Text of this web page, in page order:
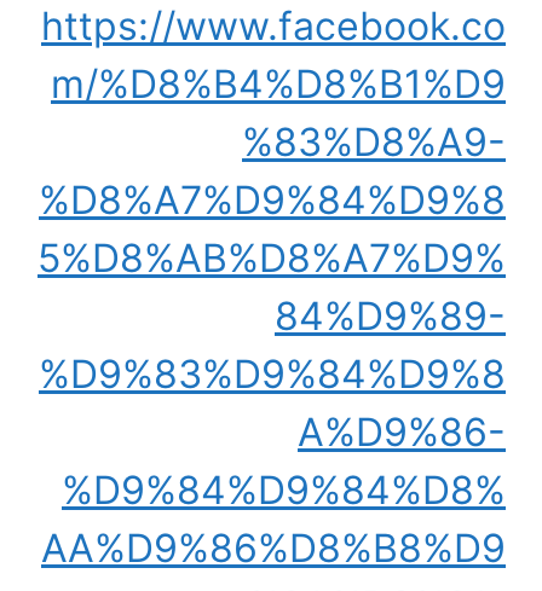
https://www.facebook.co
m/%D8%B4%D8%B1%D9
%83%D8%A9-
%D8%A7%D9%84%D9%8
5%D8%AB%D8%A7%D9%
84%D9%89-
%D9%83%D9%84%D9%8
A%D9%86-
%D9%84%D9%84%D8%
AA%D9%86%D8%B8%D9